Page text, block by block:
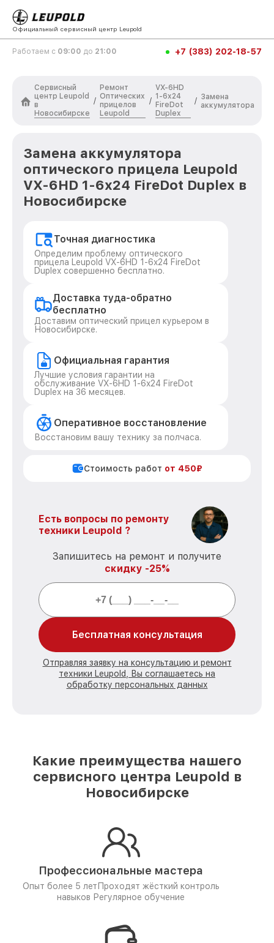
Официальный сервисный центр Leupold
Работаем с 09:00 до 21:00 +7 (383) 202-18-57
Сервисный
центр Leupold
в
Новосибирске
/
Ремонт
Оптических
прицелов
Leupold
/
VX-6HD
1-6x24
FireDot
Duplex
/ Замена
аккумулятора
Замена аккумулятора
оптического прицела Leupold
VX-6HD 1-6x24 FireDot Duplex в
Новосибирске
Точная диагностика
Определим проблему оптического
прицела Leupold VX-6HD 1-6x24 FireDot
Duplex совершенно бесплатно.
Доставка туда-обратно
бесплатно
Доставим оптический прицел курьером в
Новосибирске.
Официальная гарантия
Лучшие условия гарантии на
обслуживание VX-6HD 1-6x24 FireDot
Duplex на 36 месяцев.
Оперативное восстановление
Восстановим вашу технику за полчаса.
Стоимость работ от 450₽
Есть вопросы по ремонту
техники Leupold ?
Запишитесь на ремонт и получите
скидку -25%
Бесплатная консультация
Отправляя заявку на консультацию и ремонт
техники Leupold, Вы соглашаетесь на
обработку персональных данных
Какие преимущества нашего
сервисного центра Leupold в
Новосибирске
Профессиональные мастера
Опыт более 5 лет Проходят жёсткий контроль
навыков Регулярное обучение